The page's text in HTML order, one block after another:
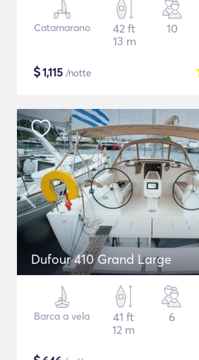
Catamarano
42 ft
13 m
10
$1,115 /notte
Dufour 410 Grand Large
Barca a vela
41 ft
12 m
6